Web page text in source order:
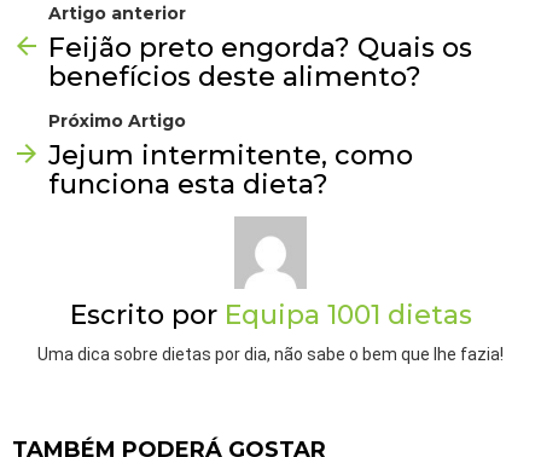
Artigo anterior
Feijão preto engorda? Quais os
benefícios deste alimento?
Próximo Artigo
Jejum intermitente, como
funciona esta dieta?
Escrito por Equipa 1001 dietas
Uma dica sobre dietas por dia, não sabe o bem que lhe fazia!
TAMBÉM PODERÁ GOSTAR